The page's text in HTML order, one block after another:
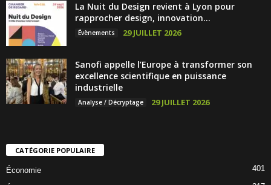
La Nuit du Design revient à Lyon pour
rapprocher design, innovation...
Évènements 29 JUILLET 2026
Sanofi appelle l’Europe à transformer son
excellence scientifique en puissance
industrielle
Analyse / Décryptage 29 JUILLET 2026
CATÉGORIE POPULAIRE
Économie 401